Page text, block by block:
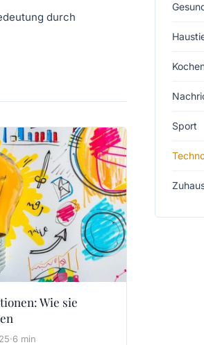
durch
Wie sie
·6 min
Sport